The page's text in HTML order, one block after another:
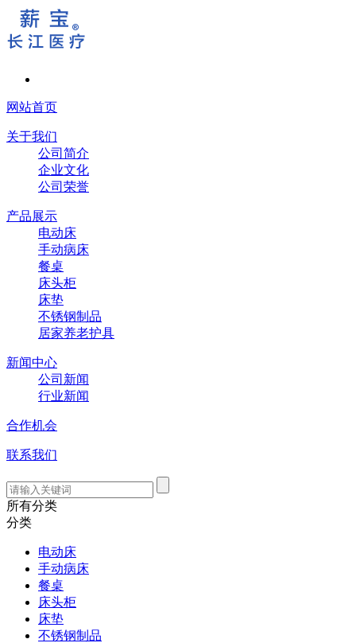
网站首页
关于我们
公司简介
企业文化
公司荣誉
产品展示
电动床
手动病床
餐桌
床头柜
床垫
不锈钢制品
居家养老护具
新闻中心
公司新闻
行业新闻
合作机会
联系我们
所有分类
分类
电动床
手动病床
餐桌
床头柜
床垫
不锈钢制品